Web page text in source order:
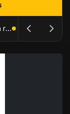
The Batman : Part II – Robert Pattinson replonge dans les ténèbres de Gotham dès octobre 2027